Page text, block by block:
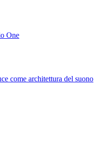
One
come architettura del suono